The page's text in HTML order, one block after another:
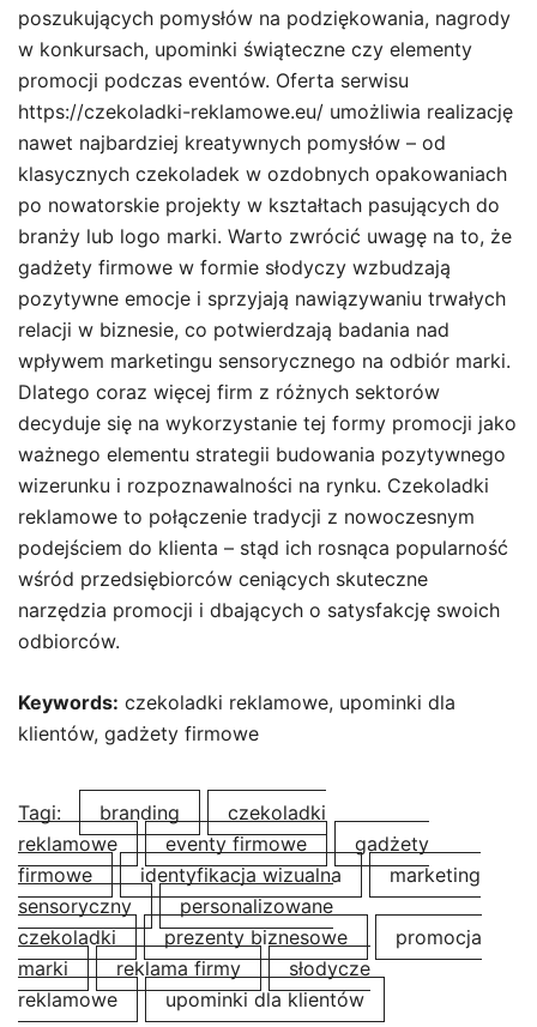
poszukujących pomysłów na podziękowania, nagrody
w konkursach, upominki świąteczne czy elementy
promocji podczas eventów. Oferta serwisu
https://czekoladki-reklamowe.eu/ umożliwia realizację
nawet najbardziej kreatywnych pomysłów – od
klasycznych czekoladek w ozdobnych opakowaniach
po nowatorskie projekty w kształtach pasujących do
branży lub logo marki. Warto zwrócić uwagę na to, że
gadżety firmowe w formie słodyczy wzbudzają
pozytywne emocje i sprzyjają nawiązywaniu trwałych
relacji w biznesie, co potwierdzają badania nad
wpływem marketingu sensorycznego na odbiór marki.
Dlatego coraz więcej firm z różnych sektorów
decyduje się na wykorzystanie tej formy promocji jako
ważnego elementu strategii budowania pozytywnego
wizerunku i rozpoznawalności na rynku. Czekoladki
reklamowe to połączenie tradycji z nowoczesnym
podejściem do klienta – stąd ich rosnąca popularność
wśród przedsiębiorców ceniących skuteczne
narzędzia promocji i dbających o satysfakcję swoich
odbiorców.
Keywords: czekoladki reklamowe, upominki dla
klientów, gadżety firmowe
Tagi: branding
czekoladki
reklamowe
eventy firmowe
gadżety
firmowe
identyfikacja wizualna
marketing
sensoryczny
personalizowane
czekoladki
prezenty biznesowe
promocja
marki
reklama firmy
słodycze
reklamowe
upominki dla klientów